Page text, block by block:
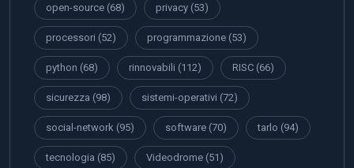
open-source (68) privacy (53)
processori (52) programmazione (53)
python (68) rinnovabili (112) RISC (66)
sicurezza (98) sistemi-operativi (72)
social-network (95) software (70) tarlo (94)
tecnologia (85) Videodrome (51)